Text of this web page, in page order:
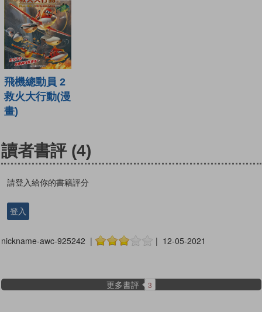
飛機總動員 2
救火大行動(漫
畫)
讀者書評 (4)
請登入給你的書籍評分
登入
nickname-awc-925242 | | 12-05-2021
更多書評 3